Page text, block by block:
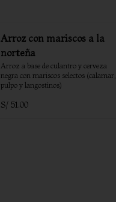
Arroz con mariscos a la
norteña
Arroz a base de culantro y cerveza
negra con mariscos selectos (calamar,
pulpo y langostinos)
S/ 51.00